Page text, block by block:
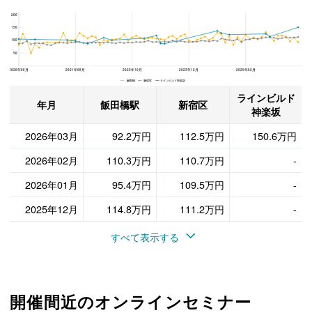
2020年06月 2021年08月 2022年10月 2023年12月 2025年02月
200
150
100
50
飯田橋 新宿区 ラインビルド神楽坂
年月 飯田橋駅 新宿区
ラインビルド
神楽坂
2026年03月
92.2万円 112.5万円
150.6万円
2026年02月
110.3万円 110.7万円
-
2026年01月
95.4万円 109.5万円
-
2025年12月
114.8万円 111.2万円
-
すべて表示する
開催間近のオンラインセミナー